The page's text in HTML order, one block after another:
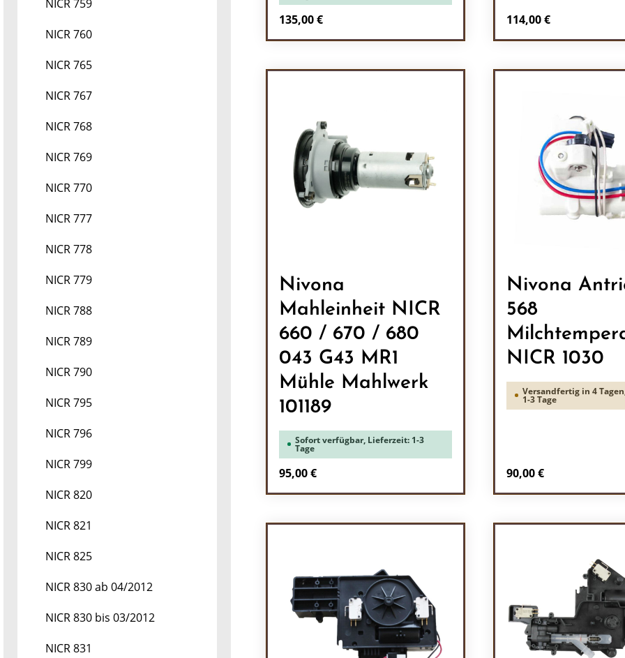
NICR 759
NICR 760
NICR 765
NICR 767
NICR 768
NICR 769
NICR 770
NICR 777
NICR 778
NICR 779
NICR 788
NICR 789
NICR 790
NICR 795
NICR 796
NICR 799
NICR 820
NICR 821
NICR 825
NICR 830 ab 04/2012
NICR 830 bis 03/2012
NICR 831
Regulärer Preis:
135,00 € Regulärer Preis:
114,00 €
Nivona
Mahleinheit NICR
660 / 670 / 680
043 G43 MR1
Mühle Mahlwerk
101189
Sofort verfügbar, Lieferzeit: 1-3
Tage
Regulärer Preis:
95,00 €
Nivona
568
NICR 1030
Versandfertig in 4
1-3 Tage
Regulärer Preis:
90,00 €